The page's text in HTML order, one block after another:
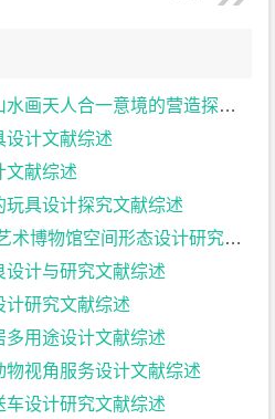
天人合一意境的营造探索文献综述
设计文献综述
文献综述
玩具设计探究文献综述
物馆空间形态设计研究文献综述
设计与研究文献综述
计研究文献综述
多用途设计文献综述
物视角服务设计文献综述
车设计研究文献综述